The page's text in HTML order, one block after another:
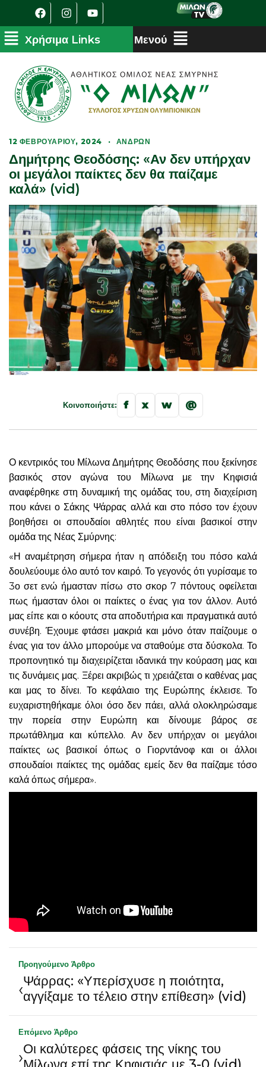
12 ΦΕΒΡΟΥΑΡΊΟΥ, 2024 · ΑΝΔΡΏΝ
Δημήτρης Θεοδόσης: «Αν δεν υπήρχαν
οι μεγάλοι παίκτες δεν θα παίζαμε
καλά» (vid)
Κοινοποιήστε: f x w @
Ο κεντρικός του Μίλωνα Δημήτρης Θεοδόσης που ξεκίνησε
βασικός στον αγώνα του Μίλωνα με την Κηφισιά
αναφέρθηκε στη δυναμική της ομάδας του, στη διαχείριση
που κάνει ο Σάκης Ψάρρας αλλά και στο πόσο τον έχουν
βοηθήσει οι σπουδαίοι αθλητές που είναι βασικοί στην
ομάδα της Νέας Σμύρνης:
«Η αναμέτρηση σήμερα ήταν η απόδειξη του πόσο καλά
δουλεύουμε όλο αυτό τον καιρό. Το γεγονός ότι γυρίσαμε το
3ο σετ ενώ ήμασταν πίσω στο σκορ 7 πόντους οφείλεται
πως ήμασταν όλοι οι παίκτες ο ένας για τον άλλον. Αυτό
μας είπε και ο κόουτς στα αποδυτήρια και πραγματικά αυτό
συνέβη. Έχουμε φτάσει μακριά και μόνο όταν παίζουμε ο
ένας για τον άλλο μπορούμε να σταθούμε στα δύσκολα. Το
προπονητικό τιμ διαχειρίζεται ιδανικά την κούραση μας και
τις δυνάμεις μας. Ξέρει ακριβώς τι χρειάζεται ο καθένας μας
και μας το δίνει. Το κεφάλαιο της Ευρώπης έκλεισε. Το
ευχαριστηθήκαμε όλοι όσο δεν πάει, αλλά ολοκληρώσαμε
την πορεία στην Ευρώπη και δίνουμε βάρος σε
πρωτάθλημα και κύπελλο. Αν δεν υπήρχαν οι μεγάλοι
παίκτες ως βασικοί όπως ο Γιορντάνοφ και οι άλλοι
σπουδαίοι παίκτες της ομάδας εμείς δεν θα παίζαμε τόσο
καλά όπως σήμερα».
Προηγούμενο Άρθρο
‹Ψάρρας: «Υπερίσχυσε η ποιότητα,
αγγίξαμε το τέλειο στην επίθεση» (vid)
Επόμενο Άρθρο
›Οι καλύτερες φάσεις της νίκης του